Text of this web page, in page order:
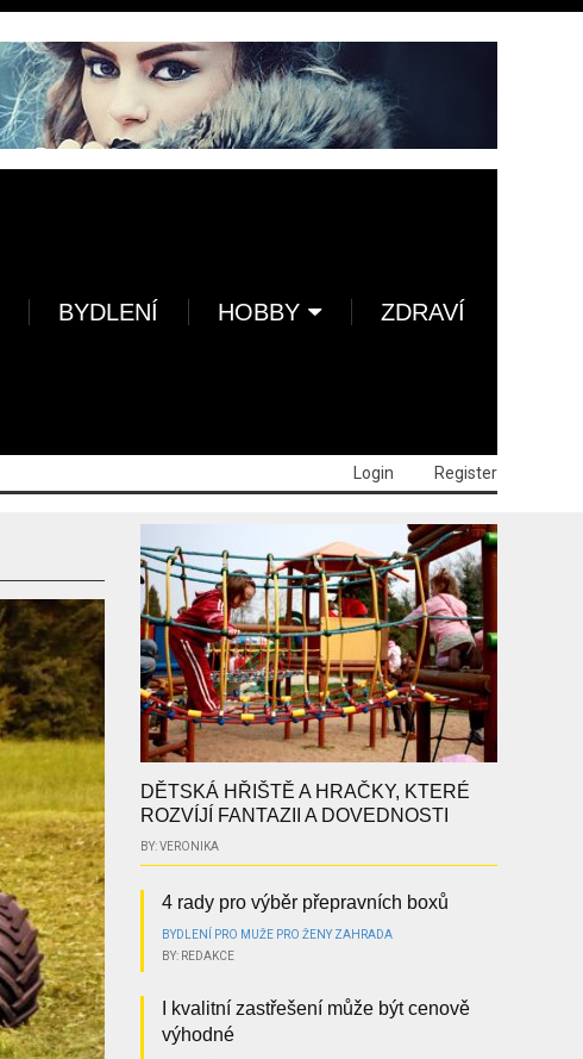
BYDLENÍ HOBBY ZDRAVÍ
Login Register
DĚTSKÁ HŘIŠTĚ A HRAČKY, KTERÉ
ROZVÍJÍ FANTAZII A DOVEDNOSTI
BY: VERONIKA
4 rady pro výběr přepravních boxů
BYDLENÍ PRO MUŽE PRO ŽENY ZAHRADA
BY: REDAKCE
I kvalitní zastřešení může být cenově
výhodné